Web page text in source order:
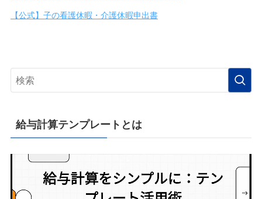
【公式】子の看護休暇・介護休暇申出書
給与計算テンプレートとは
プ